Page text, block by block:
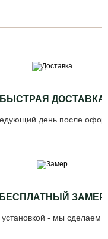
БЫСТРАЯ ДОСТАВКА
день после
БЕСПЛАТНЫЙ ЗАМЕР
установкой - мы сделаем